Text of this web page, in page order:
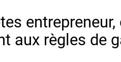
aux règles de